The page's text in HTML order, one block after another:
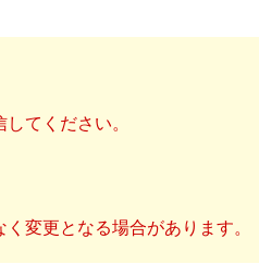
てください。
変更となる場合があります。